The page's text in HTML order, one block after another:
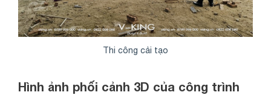
Thi công cải tạo
Hình ảnh phối cảnh 3D của công trình